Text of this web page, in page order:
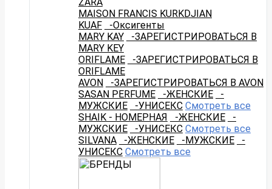
MAISON FRANCIS KURKDJIAN
KUAF
-Оксигенты
MARY KAY
-ЗАРЕГИСТРИРОВАТЬСЯ В
MARY KEY
ORIFLAME
-ЗАРЕГИСТРИРОВАТЬСЯ В
ORIFLAME
AVON
-ЗАРЕГИСТРИРОВАТЬСЯ В AVON
SASAN PERFUME
-ЖЕНСКИЕ
-
МУЖСКИЕ
-УНИСЕКС Смотреть все
SHAIK - НОМЕРНАЯ
-ЖЕНСКИЕ
-
МУЖСКИЕ
-УНИСЕКС Смотреть все
SILVANA
-ЖЕНСКИЕ -МУЖСКИЕ
-
УНИСЕКС Смотреть все